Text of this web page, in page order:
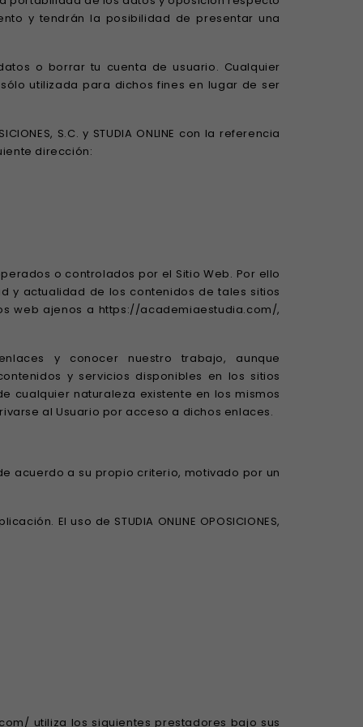
y tendrán la posibilidad de presentar una
o borrar tu cuenta de usuario. Cualquier
utilizada para dichos fines en lugar de ser
S.C. y STUDIA ONLINE con la referencia
dirección:
o controlados por el Sitio Web. Por ello
y actualidad de los contenidos de tales sitios
web ajenos a https://academiaestudia.com/,
y conocer nuestro trabajo, aunque
y servicios disponibles en los sitios
cualquier naturaleza existente en los mismos
al Usuario por acceso a dichos enlaces.
de acuerdo a su propio criterio, motivado por un
El uso de STUDIA ONLINE OPOSICIONES,
utiliza los siguientes prestadores bajo sus